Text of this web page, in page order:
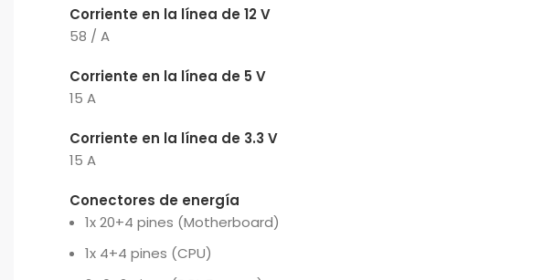
Corriente en la línea de 12 V
58 / A
Corriente en la línea de 5 V
15 A
Corriente en la línea de 3.3 V
15 A
Conectores de energía
1x 20+4 pines (Motherboard)
1x 4+4 pines (CPU)